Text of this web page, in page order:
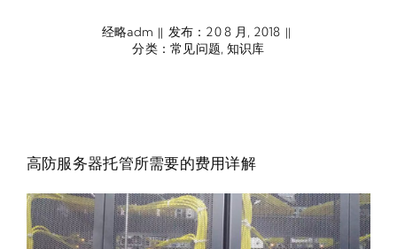
经略adm || 发布：20 8 月, 2018 ||
分类：常见问题, 知识库
高防服务器托管所需要的费用详解